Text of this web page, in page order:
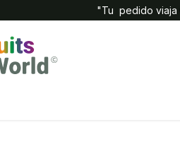
"Tu pedido viaja